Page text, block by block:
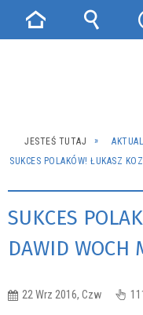
JESTEŚ TUTAJ
SUKCES POLAKÓW! ŁUKASZ
SUKCES
DAWID WOCH
22 Wrz 2016, Czw
Strona